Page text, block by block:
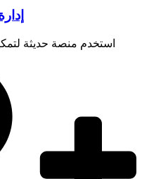
استخدم منصة حديثة